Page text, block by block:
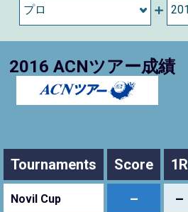
2016 ACNツアー成績
Tournaments Score 1R
Novil Cup – –